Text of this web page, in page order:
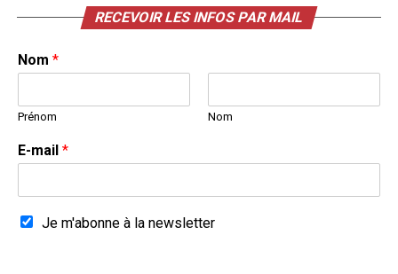
RECEVOIR LES INFOS PAR MAIL
Nom *
Prénom Nom
E-mail *
Je m'abonne à la newsletter